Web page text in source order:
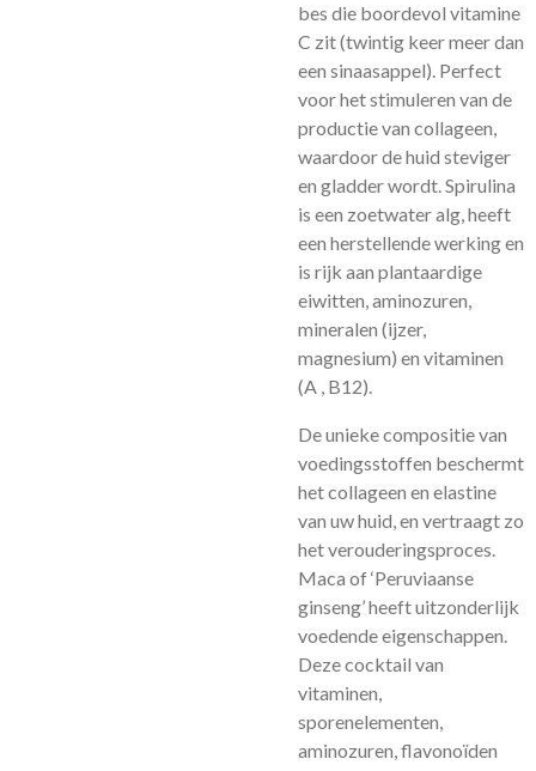
bes die boordevol vitamine
C zit (twintig keer meer dan
een sinaasappel). Perfect
voor het stimuleren van de
productie van collageen,
waardoor de huid steviger
en gladder wordt. Spirulina
is een zoetwater alg, heeft
een herstellende werking en
is rijk aan plantaardige
eiwitten, aminozuren,
mineralen (ijzer,
magnesium) en vitaminen
(A , B12).
De unieke compositie van
voedingsstoffen beschermt
het collageen en elastine
van uw huid, en vertraagt zo
het verouderingsproces.
Maca of ‘Peruviaanse
ginseng’ heeft uitzonderlijk
voedende eigenschappen.
Deze cocktail van
vitaminen,
sporenelementen,
aminozuren, flavonoïden